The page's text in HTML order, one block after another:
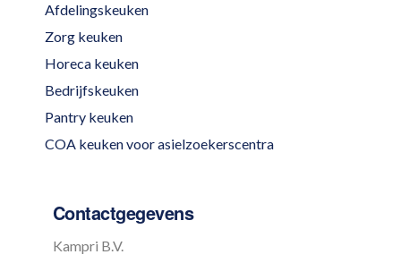
Afdelingskeuken
Zorg keuken
Horeca keuken
Bedrijfskeuken
Pantry keuken
COA keuken voor asielzoekerscentra
Contactgegevens
Kampri B.V.